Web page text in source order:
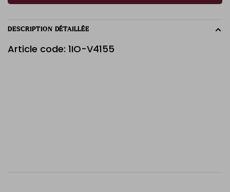
DESCRIPTION DÉTAILLÉE
Article code: 1IO-V4155